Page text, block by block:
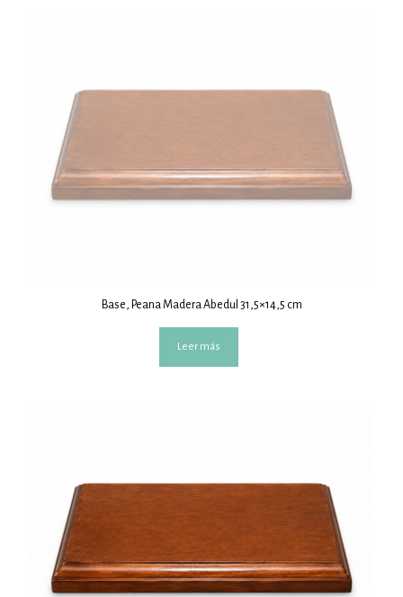
Base, Peana Madera Abedul 31,5×14,5 cm
Leer más